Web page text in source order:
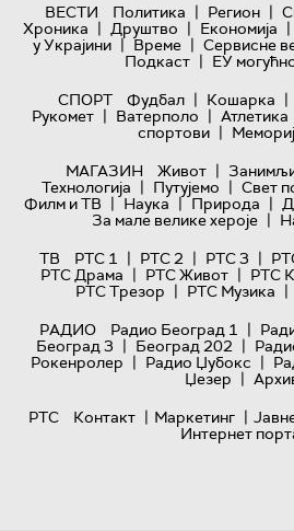
ВЕСТИ Политика | Регион |
Хроника | Друштво | Економија |
у Украјини | Време | Сервисне
Подкаст | ЕУ
СПОРТ
Фудбал | Кошарка |
Рукомет | Ватерполо | Атлетика
спортови |
МАГАЗИН
Живот |
Технологијa | Путујемо | Свет
Филм и ТВ | Наука | Природа |
За мале велике хероје |
ТВ
РТС 1 | РТС 2 | РТС 3 |
РТС Драма | РТС Живот | РТС
РТС Трезор | РТС Музика |
РАДИО
Радио Београд 1 |
Београд 3 | Београд 202 |
Рокенролер | Радио Џубокс |
Џезер |
РТС
Контакт | Маркетинг |
Интернет